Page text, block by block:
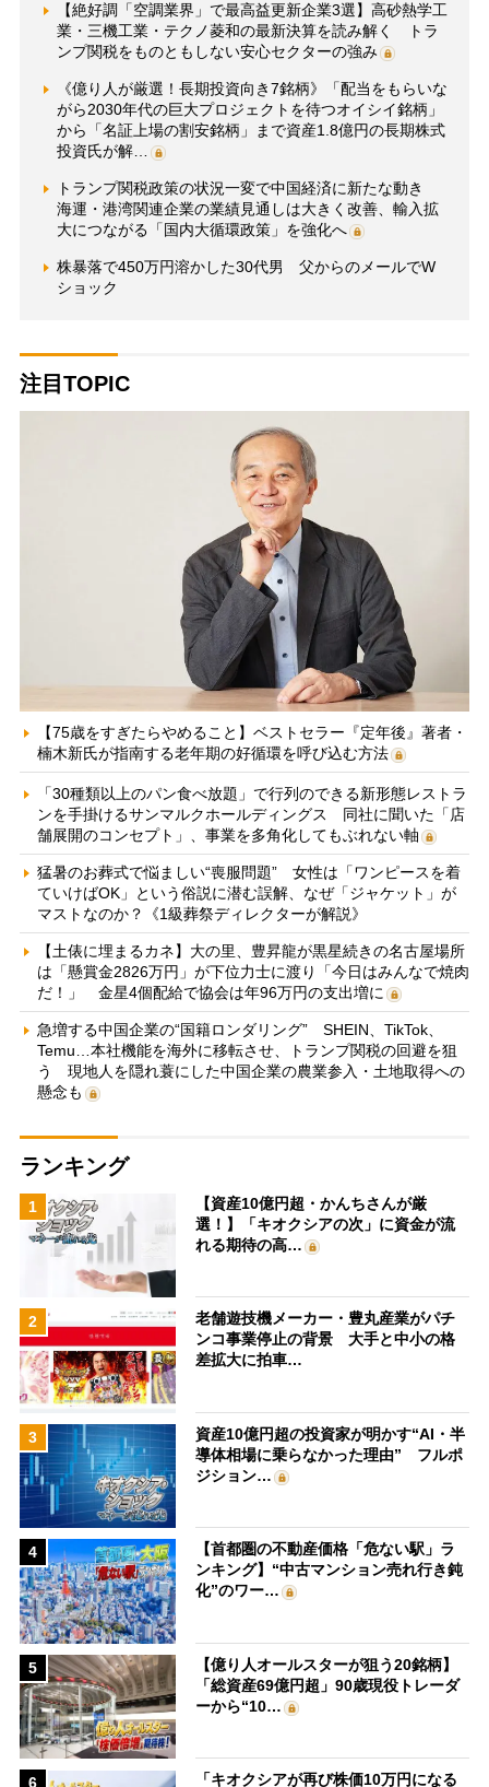
【絶好調「空調業界」で最高益更新企業3選】高砂熱学工
業・三機工業・テクノ菱和の最新決算を読み解く トラ
ンプ関税をものともしない安心セクターの強み
《億り人が厳選！長期投資向き7銘柄》「配当をもらいな
がら2030年代の巨大プロジェクトを待つオイシイ銘柄」
から「名証上場の割安銘柄」まで資産1.8億円の長期株式
投資氏が解…
トランプ関税政策の状況一変で中国経済に新たな動き
海運・港湾関連企業の業績見通しは大きく改善、輸入拡
大につながる「国内大循環政策」を強化へ
株暴落で450万円溶かした30代男 父からのメールでW
ショック
注目TOPIC
【75歳をすぎたらやめること】ベストセラー『定年後』著者・
楠木新氏が指南する老年期の好循環を呼び込む方法
「30種類以上のパン食べ放題」で行列のできる新形態レストラ
ンを手掛けるサンマルクホールディングス 同社に聞いた「店
舗展開のコンセプト」、事業を多角化してもぶれない軸
猛暑のお葬式で悩ましい“喪服問題” 女性は「ワンピースを着
ていけばOK」という俗説に潜む誤解、なぜ「ジャケット」が
マストなのか？《1級葬祭ディレクターが解説》
【土俵に埋まるカネ】大の里、豊昇龍が黒星続きの名古屋場所
は「懸賞金2826万円」が下位力士に渡り「今日はみんなで焼肉
だ！」 金星4個配給で協会は年96万円の支出増に
急増する中国企業の“国籍ロンダリング” SHEIN、TikTok、
Temu…本社機能を海外に移転させ、トランプ関税の回避を狙
う 現地人を隠れ蓑にした中国企業の農業参入・土地取得への
懸念も
ランキング
1
【資産10億円超・かんちさんが厳
選！】「キオクシアの次」に資金が流
れる期待の高…
2
老舗遊技機メーカー・豊丸産業がパチ
ンコ事業停止の背景 大手と中小の格
差拡大に拍車…
3
資産10億円超の投資家が明かす“AI・半
導体相場に乗らなかった理由” フルポ
ジション…
4
【首都圏の不動産価格「危ない駅」ラ
ンキング】“中古マンション売れ行き鈍
化”のワー…
5
【億り人オールスターが狙う20銘柄】
「総資産69億円超」90歳現役トレーダ
ーから“10…
6 「キオクシアが再び株価10万円になる